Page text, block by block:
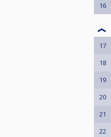
16
17
18
19
20
21
22